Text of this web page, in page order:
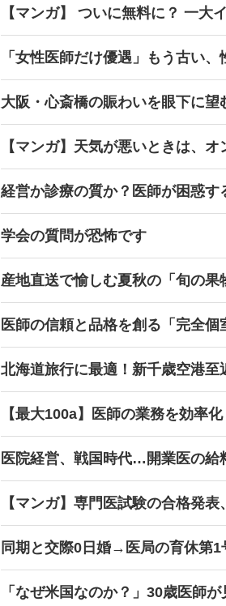
【マンガ】 ついに無料に？ 一大
「女性医師だけ優遇」もう古い
大阪・心斎橋の賑わいを眼下に
【マンガ】天気が悪いときは、
経営か診療の質か？医師が困惑す
学会の質問が恐怖です
産地直送で愉しむ夏秋の「旬の
医師の信頼と品格を創る「完全
北海道旅行に最適！新千歳空港至
【最大100a】医師の業務を効率
医院経営、戦国時代…開業医の給
【マンガ】専門医試験の合格発
同期と交際0日婚→医局の育休第1
「なぜ米国なのか？」30歳医師